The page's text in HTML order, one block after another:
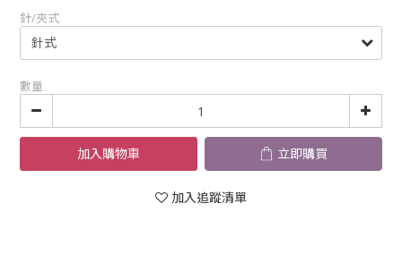
針/夾式
數量
加入購物車 立即購買
加入追蹤清單